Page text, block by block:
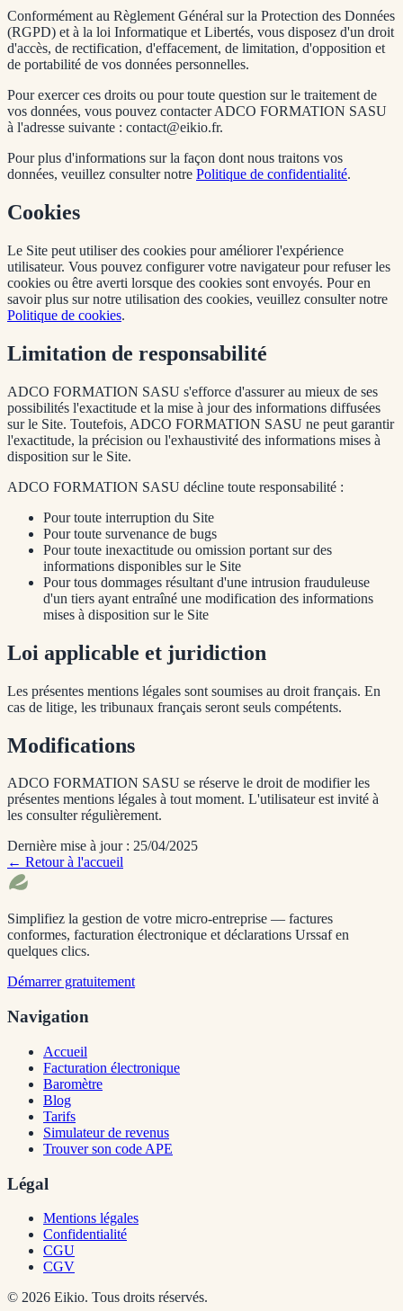
Conformément au Règlement Général sur la Protection des Données
(RGPD) et à la loi Informatique et Libertés, vous disposez d'un droit
d'accès, de rectification, d'effacement, de limitation, d'opposition et
de portabilité de vos données personnelles.
Pour exercer ces droits ou pour toute question sur le traitement de
vos données, vous pouvez contacter ADCO FORMATION SASU
à l'adresse suivante : contact@eikio.fr.
Pour plus d'informations sur la façon dont nous traitons vos
données, veuillez consulter notre Politique de confidentialité.
Cookies
Le Site peut utiliser des cookies pour améliorer l'expérience
utilisateur. Vous pouvez configurer votre navigateur pour refuser les
cookies ou être averti lorsque des cookies sont envoyés. Pour en
savoir plus sur notre utilisation des cookies, veuillez consulter notre
Politique de cookies.
Limitation de responsabilité
ADCO FORMATION SASU s'efforce d'assurer au mieux de ses
possibilités l'exactitude et la mise à jour des informations diffusées
sur le Site. Toutefois, ADCO FORMATION SASU ne peut garantir
l'exactitude, la précision ou l'exhaustivité des informations mises à
disposition sur le Site.
ADCO FORMATION SASU décline toute responsabilité :
Pour toute interruption du Site
Pour toute survenance de bugs
Pour toute inexactitude ou omission portant sur des
informations disponibles sur le Site
Pour tous dommages résultant d'une intrusion frauduleuse
d'un tiers ayant entraîné une modification des informations
mises à disposition sur le Site
Loi applicable et juridiction
Les présentes mentions légales sont soumises au droit français. En
cas de litige, les tribunaux français seront seuls compétents.
Modifications
ADCO FORMATION SASU se réserve le droit de modifier les
présentes mentions légales à tout moment. L'utilisateur est invité à
les consulter régulièrement.
Dernière mise à jour : 25/04/2025
← Retour à l'accueil
Simplifiez la gestion de votre micro-entreprise — factures
conformes, facturation électronique et déclarations Urssaf en
quelques clics.
Démarrer gratuitement
Navigation
Accueil
Facturation électronique
Baromètre
Blog
Tarifs
Simulateur de revenus
Trouver son code APE
Légal
Mentions légales
Confidentialité
CGU
CGV
© 2026 Eikio. Tous droits réservés.